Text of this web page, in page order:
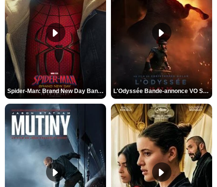
Spider-Man: Brand New Day Bande-annonce VO STFR L'Odyssée Bande-annonce VO STFR